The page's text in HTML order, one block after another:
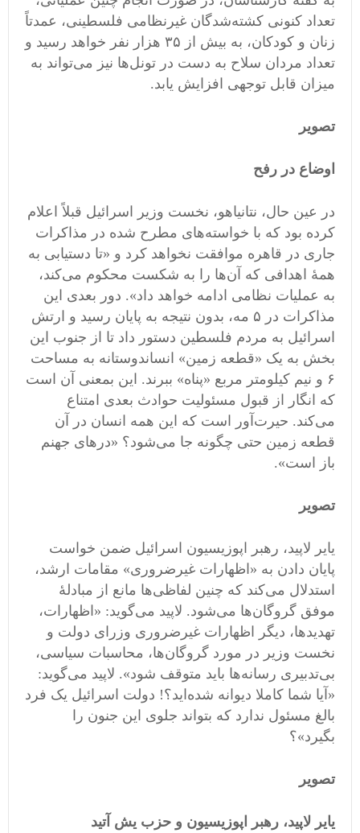
تعداد کنونی کشته‌شدگان غیرنظامی فلسطینی، عمدتاً
زنان و کودکان، به بیش از ٣۵ هزار نفر خواهد رسید و
تعداد مردان سلاح به دست در تونل‌ها نیز می‌تواند به
میزان قابل توجهی افزایش یابد.
تصویر
اوضاع در رفح
در عین حال، نتانیاهو، نخست وزیر اسرائیل قبلاً اعلام
کرده بود که با خواسته‌های مطرح شده در مذاکرات
جاری در قاهره موافقت نخواهد کرد و «تا دستیابی به
همۀ اهدافی که آن‌ها را به شکست محکوم می‌کند،
به عملیات نظامی ادامه خواهد داد». دور بعدی این
مذاکرات در ۵ مه، بدون نتیجه به پایان رسید و ارتش
اسرائیل به مردم فلسطین دستور داد تا از جنوب این
بخش به یک «قطعه زمین» انساندوستانه به مساحت
۶ و نیم کیلومتر مربع «پناه» ببرند. این بمعنی آن است
که انگار از قبول مسئولیت حوادث بعدی امتناع
می‌کند. حیرت‌آور است که این همه انسان در آن
قطعه زمین حتی چگونه جا می‌شود؟ «درهای جهنم
باز است».
تصویر
یایر لاپید، رهبر اپوزیسیون اسرائیل ضمن خواست
پایان دادن به «اظهارات غیرضروری» مقامات ارشد،
استدلال می‌کند که چنین لفاظی‌ها مانع از مبادلۀ
موفق گروگان‌ها می‌شود. لاپید می‌گوید: «اظهارات،
تهدیدها، دیگر اظهارات غیرضروری وزرای دولت و
نخست وزیر در مورد گروگان‌ها، محاسبات سیاسی،
بی‌تدبیری رسانه‌ها باید متوقف شود». لاپید می‌گوید:
«آیا شما کاملا دیوانه شده‌اید؟! دولت اسرائیل یک فرد
بالغ مسئول ندارد که بتواند جلوی این جنون را
بگیرد»؟
تصویر
یایر لاپید، رهبر اپوزیسیون و حزب یش آتید